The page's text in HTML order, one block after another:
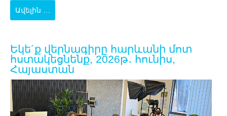
Ավելին …
Եկե´ք վերնագիրը հարևանի մոտ
հստակեցնենք, 2026թ․ հունիս,
Հայաստան